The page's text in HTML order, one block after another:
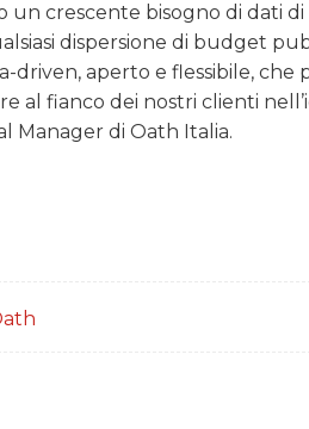
un crescente bisogno di dati
dispersione di budget
driven, aperto e flessibile,
al fianco dei nostri clienti
Manager di Oath Italia.